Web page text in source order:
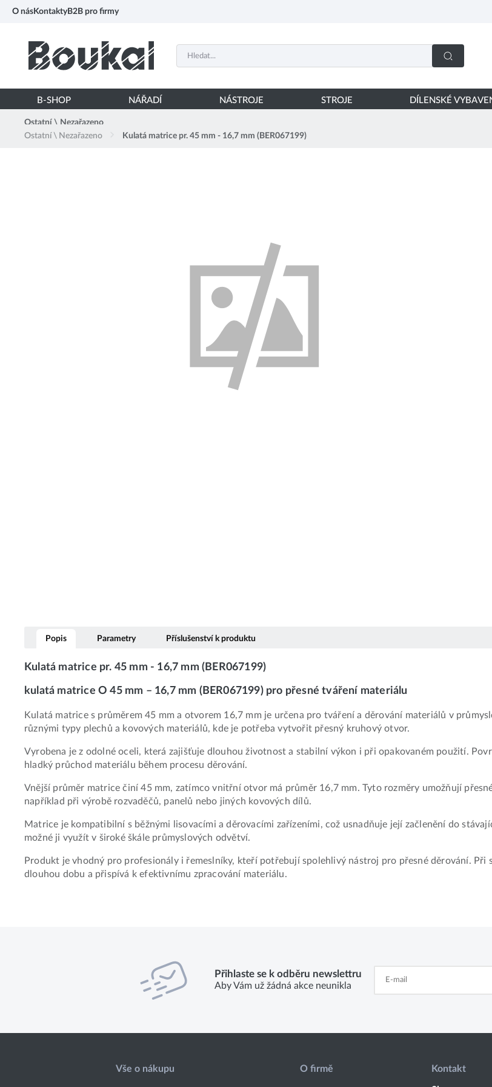
O nás Kontakty B2B pro firmy
B-SHOP NÁŘADÍ NÁSTROJE STROJE DÍLENSKÉ
Ostatní \ Nezařazeno
Ostatní \ Nezařazeno
Kulatá matrice pr. 45 mm - 16,7 mm (BER067199)
Popis Parametry Příslušenství k produktu
Kulatá matrice pr. 45 mm - 16,7 mm (BER067199)
kulatá matrice O 45 mm – 16,7 mm (BER067199) pro přesné tváření materiálu
Kulatá matrice s průměrem 45 mm a otvorem 16,7 mm je určena pro tváření a děrování materiálů v
různými typy plechů a kovových materiálů, kde je potřeba vytvořit přesný kruhový otvor.
Vyrobena je z odolné oceli, která zajišťuje dlouhou životnost a stabilní výkon i při opakovaném použití.
hladký průchod materiálu během procesu děrování.
Vnější průměr matrice činí 45 mm, zatímco vnitřní otvor má průměr 16,7 mm. Tyto rozměry umožňují
například při výrobě rozvaděčů, panelů nebo jiných kovových dílů.
Matrice je kompatibilní s běžnými lisovacími a děrovacími zařízeními, což usnadňuje její začlenění do
možné ji využít v široké škále průmyslových odvětví.
Produkt je vhodný pro profesionály i řemeslníky, kteří potřebují spolehlivý nástroj pro přesné děrování. Při
dlouhou dobu a přispívá k efektivnímu zpracování materiálu.
Přihlaste se k odběru newslettru
Aby Vám už žádná akce neunikla
Vše o nákupu O firmě Kontakt